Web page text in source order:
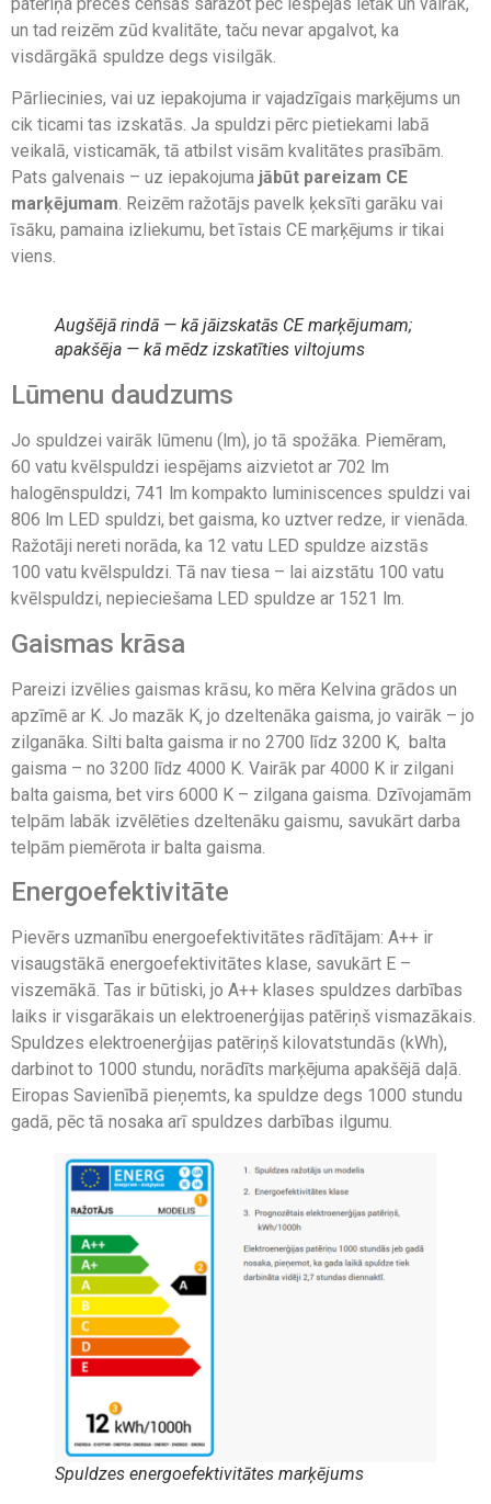
un tad reizēm zūd kvalitāte, taču nevar apgalvot, ka
visdārgākā spuldze degs visilgāk.
Pārliecinies, vai uz iepakojuma ir vajadzīgais marķējums un
cik ticami tas izskatās. Ja spuldzi pērc pietiekami labā
veikalā, visticamāk, tā atbilst visām kvalitātes prasībām.
Pats galvenais – uz iepakojuma jābūt pareizam CE
marķējumam. Reizēm ražotājs pavelk ķeksīti garāku vai
īsāku, pamaina izliekumu, bet īstais CE marķējums ir tikai
viens.
Augšējā rindā — kā jāizskatās CE marķējumam;
apakšēja — kā mēdz izskatīties viltojums
Lūmenu daudzums
Jo spuldzei vairāk lūmenu (lm), jo tā spožāka. Piemēram,
60 vatu kvēlspuldzi iespējams aizvietot ar 702 lm
halogēnspuldzi, 741 lm kompakto luminiscences spuldzi vai
806 lm LED spuldzi, bet gaisma, ko uztver redze, ir vienāda.
Ražotāji nereti norāda, ka 12 vatu LED spuldze aizstās
100 vatu kvēlspuldzi. Tā nav tiesa – lai aizstātu 100 vatu
kvēlspuldzi, nepieciešama LED spuldze ar 1521 lm.
Gaismas krāsa
Pareizi izvēlies gaismas krāsu, ko mēra Kelvina grādos un
apzīmē ar K. Jo mazāk K, jo dzeltenāka gaisma, jo vairāk – jo
zilganāka. Silti balta gaisma ir no 2700 līdz 3200 K, balta
gaisma – no 3200 līdz 4000 K. Vairāk par 4000 K ir zilgani
balta gaisma, bet virs 6000 K – zilgana gaisma. Dzīvojamām
telpām labāk izvēlēties dzeltenāku gaismu, savukārt darba
telpām piemērota ir balta gaisma.
Energoefektivitāte
Pievērs uzmanību energoefektivitātes rādītājam: A++ ir
visaugstākā energoefektivitātes klase, savukārt E –
viszemākā. Tas ir būtiski, jo A++ klases spuldzes darbības
laiks ir visgarākais un elektroenerģijas patēriņš vismazākais.
Spuldzes elektroenerģijas patēriņš kilovatstundās (kWh),
darbinot to 1000 stundu, norādīts marķējuma apakšējā daļā.
Eiropas Savienībā pieņemts, ka spuldze degs 1000 stundu
gadā, pēc tā nosaka arī spuldzes darbības ilgumu.
Spuldzes energoefektivitātes marķējums